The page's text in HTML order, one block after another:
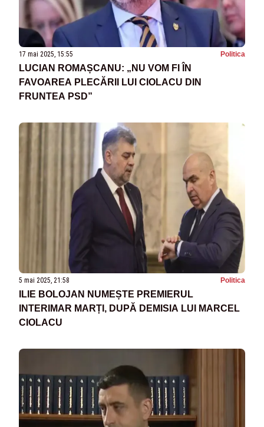
17 mai 2025, 15:55 Politica
LUCIAN ROMAȘCANU: „NU VOM FI ÎN
FAVOAREA PLECĂRII LUI CIOLACU DIN
FRUNTEA PSD”
5 mai 2025, 21:58 Politica
ILIE BOLOJAN NUMEȘTE PREMIERUL
INTERIMAR MARȚI, DUPĂ DEMISIA LUI MARCEL
CIOLACU